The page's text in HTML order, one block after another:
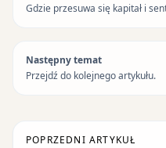
Gdzie przesuwa się kapitał i
Następny temat
Przejdź do kolejnego artykułu.
POPRZEDNI ARTYKUŁ